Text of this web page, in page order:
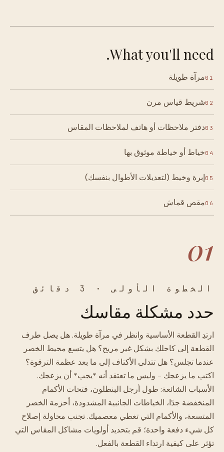
What you'll need.
01مرآة طويلة
02شريط قياس مرن
03دفتر ملاحظات أو هاتف لملاحظات المقاس
04خياط أو خياطة موثوق بها
05إبرة وخيط (لتعديلات الأطوال بنفسك)
06مقص قماش
01
الخطوة الأولى · 3 دقائق
حدد مشكلة مقاسك
ارتدِ القطعة الأساسية وانظر في مرآة طويلة. هل يصل طرف
القطعة إلى كاحلك بشكل غير مريح؟ هل يتسع محيط الخصر
عندما تجلس؟ هل تتدلى الأكتاف إلى ما بعد عظمة الترقوة؟
اكتب ما يزعجك - وليس ما تعتقد أنه *يجب* أن يزعجك.
الأسباب الشائعة: طول أرجل البنطلون، فتحات الأكمام
المنخفضة جدًا، الخياطات الجانبية المشدودة، أحزمة الخصر
المتسعة، والأكمام التي تغطي معصميك. تجنب محاولة إصلاح
كل شيء دفعة واحدة؛ قم بتحديد أولويات مشاكل المقاس التي
تؤثر على كيفية ارتداء القطعة بالفعل.